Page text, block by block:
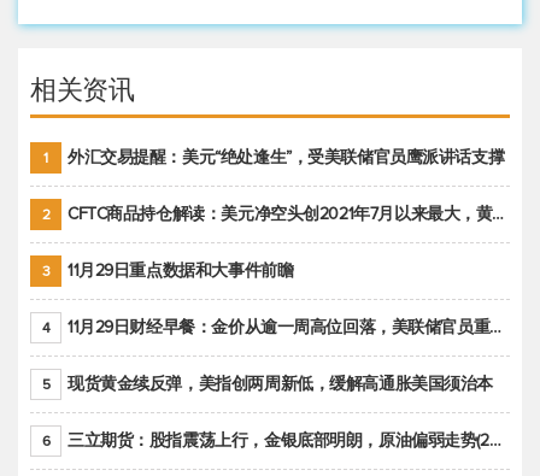
相关资讯
1 外汇交易提醒：美元“绝处逢生”，受美联储官员鹰派讲话支撑
2 CFTC商品持仓解读：美元净空头创2021年7月以来最大，黄金期货投机性净多头头寸减少
3 11月29日重点数据和大事件前瞻
4 11月29日财经早餐：金价从逾一周高位回落，美联储官员重申鹰派立场推动美元回升
5 现货黄金续反弹，美指创两周新低，缓解高通胀美国须治本
6 三立期货：股指震荡上行，金银底部明朗，原油偏弱走势(20221128收评)